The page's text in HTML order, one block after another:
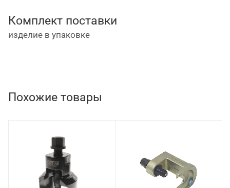
Комплект поставки
изделие в упаковке
Похожие товары